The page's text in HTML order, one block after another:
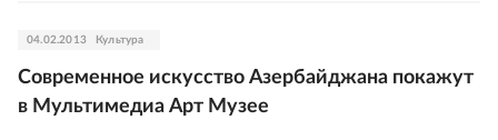
04.02.2013 Культура
Современное искусство Азербайджана покажут
в Мультимедиа Арт Музее